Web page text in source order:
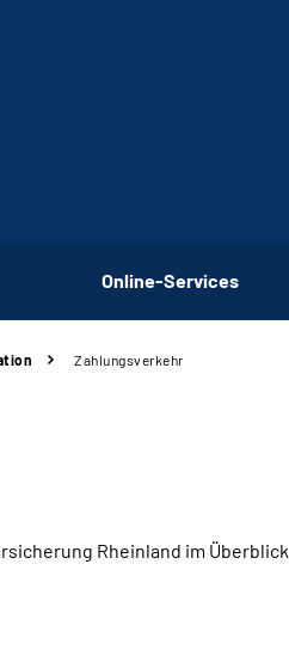
Online-Services
Zahlungsverkehr
Rheinland im Überblick